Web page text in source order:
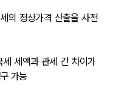
의 정상가격 산출을 사전
세액과 관세 간 차이가
가능